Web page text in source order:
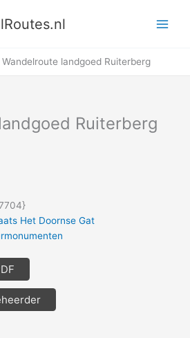
Wandelroute landgoed Ruiterberg
Ruiterberg
Het Doornse Gat